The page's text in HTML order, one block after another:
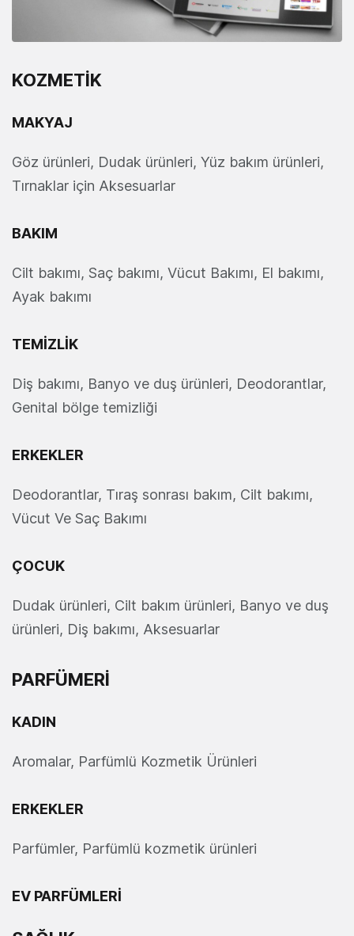
KOZMETİK
MAKYAJ
Göz ürünleri, Dudak ürünleri, Yüz bakım ürünleri,
Tırnaklar için Aksesuarlar
BAKIM
Cilt bakımı, Saç bakımı, Vücut Bakımı, El bakımı,
Ayak bakımı
TEMİZLİK
Diş bakımı, Banyo ve duş ürünleri, Deodorantlar,
Genital bölge temizliği
ERKEKLER
Deodorantlar, Tıraş sonrası bakım, Cilt bakımı,
Vücut Ve Saç Bakımı
ÇOCUK
Dudak ürünleri, Cilt bakım ürünleri, Banyo ve duş
ürünleri, Diş bakımı, Aksesuarlar
PARFÜMERİ
KADIN
Aromalar, Parfümlü Kozmetik Ürünleri
ERKEKLER
Parfümler, Parfümlü kozmetik ürünleri
EV PARFÜMLERİ